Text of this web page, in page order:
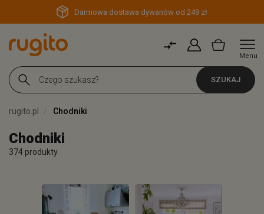
Darmowa dostawa dywanów od 249 zł
Menu
SZUKAJ
rugito.pl Chodniki
Chodniki
374 produkty